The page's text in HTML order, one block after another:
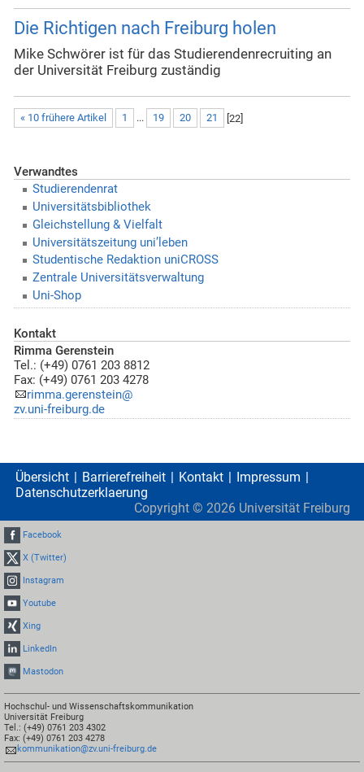
Die Richtigen nach Freiburg holen
Mike Schwörer ist für das Studierendenrecruiting an
der Universität Freiburg zuständig
« 10 frühere Artikel 1 ... 19 20 21 [22]
Verwandtes
Studierendenrat
Universitätsbibliothek
Gleichstellung & Vielfalt
Universitätszeitung uni’leben
Studentische Redaktion uniCROSS
Zentrale Universitätsverwaltung
Uni-Shop
Kontakt
Rimma Gerenstein
Tel.: (+49) 0761 203 8812
Fax: (+49) 0761 203 4278
rimma.gerenstein@
zv.uni-freiburg.de
Übersicht Barrierefreiheit Kontakt
Impressum
Datenschutzerklaerung
Copyright © 2026 Universität Freiburg
Facebook
X (Twitter)
Instagram
Youtube
Xing
LinkedIn
Mastodon
Hochschul- und Wissenschaftskommunikation
Universität Freiburg
Tel.: (+49) 0761 203 4302
Fax: (+49) 0761 203 4278
kommunikation@zv.uni-freiburg.de